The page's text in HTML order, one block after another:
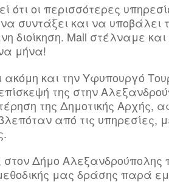
ότι οι περισσότερες
συντάξει και να υποβάλει
διοίκηση. Mail στέλναμε
μήνα!
και την Υφυπουργό
της στην
της Δημοτικής Αρχής,
από τις υπηρεσίες,
στον Δήμο Αλεξανδρούπολης
μας δράσης παρά